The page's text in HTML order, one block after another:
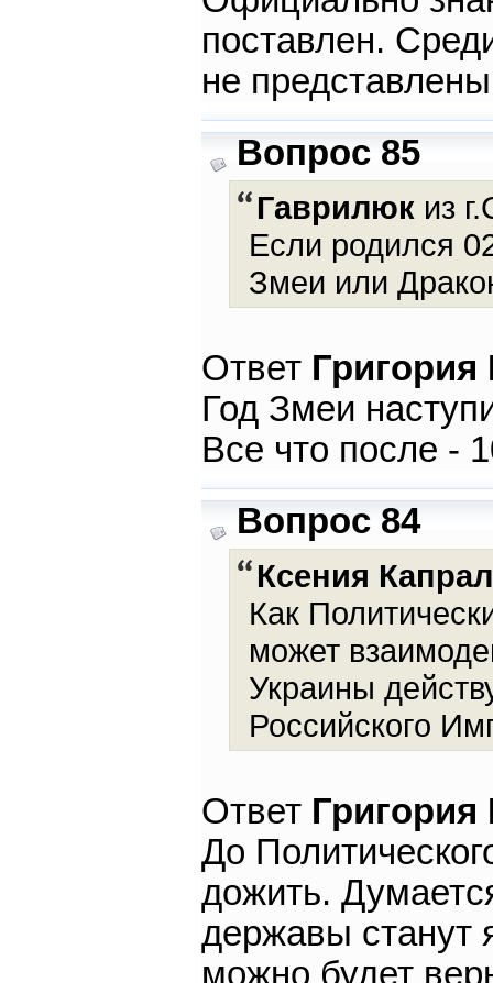
поставлен.
не представлены
Вопрос 85
Гаврилюкиз
Если родился
Змеи или
Ответ
Год Змеи
Все что после -
Вопрос 84
Ксения
Как
может
Украины
Российского
Ответ
До
дожить.
державы станут
можно будет